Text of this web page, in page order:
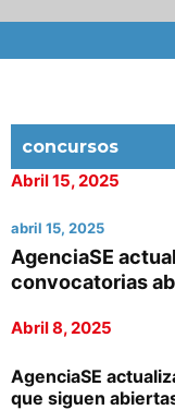
concursos
Abril 15, 2025
abril 15, 2025
AgenciaSE
convocatorias
Abril 8, 2025
AgenciaSE
que siguen